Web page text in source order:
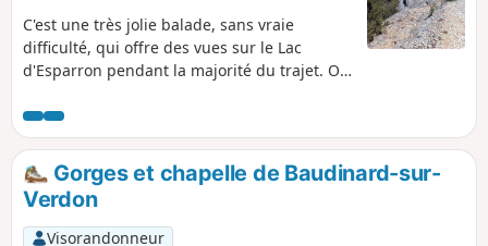
C'est une très jolie balade, sans vraie
difficulté, qui offre des vues sur le Lac
d'Esparron pendant la majorité du trajet. On
monte sur le plateau. Possibilité de
baignade quand on suit la rive du lac.
Gorges et chapelle de Baudinard-sur-
Verdon
Visorandonneur